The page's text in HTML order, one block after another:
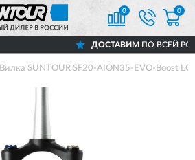
0 0
ДОСТАВИМПО ВСЕЙ РОССИИ
Вилка SUNTOUR SF20-AION35-EVO-Boost